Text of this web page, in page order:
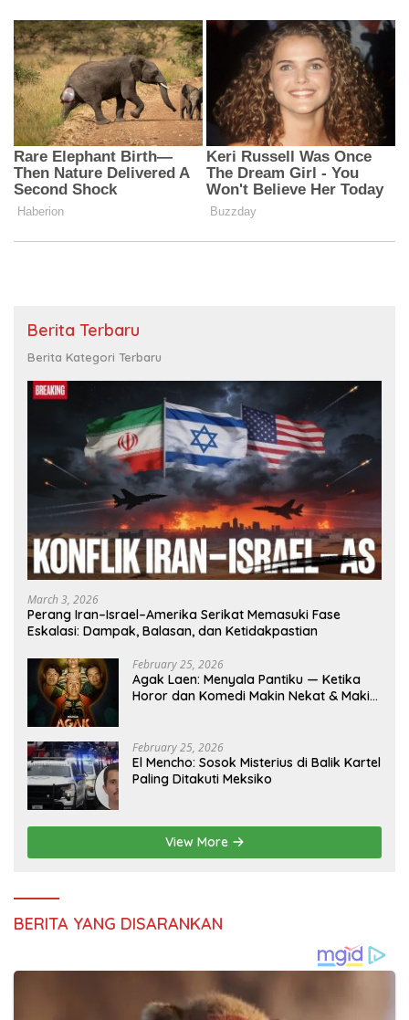
Berita Terbaru
Berita Kategori Terbaru
March 3, 2026
Perang Iran–Israel–Amerika Serikat Memasuki Fase
Eskalasi: Dampak, Balasan, dan Ketidakpastian
February 25, 2026
Agak Laen: Menyala Pantiku — Ketika
Horor dan Komedi Makin Nekat & Makin
February 25, 2026
El Mencho: Sosok Misterius di Balik Kartel
Paling Ditakuti Meksiko
View More
BERITA YANG DISARANKAN